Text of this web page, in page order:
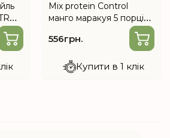
Mix protein Control
манго маракуя 5 порцій
556грн.
Купити в 1 клік